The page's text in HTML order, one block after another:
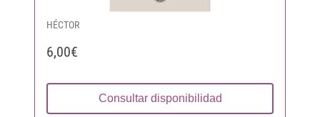
HÉCTOR
6,00€
Consultar disponibilidad